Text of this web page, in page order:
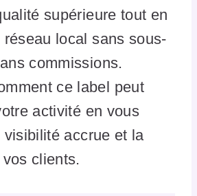
supérieure tout en
local sans sous-
commissions.
ce label peut
activité en vous
visibilité accrue et la
clients.